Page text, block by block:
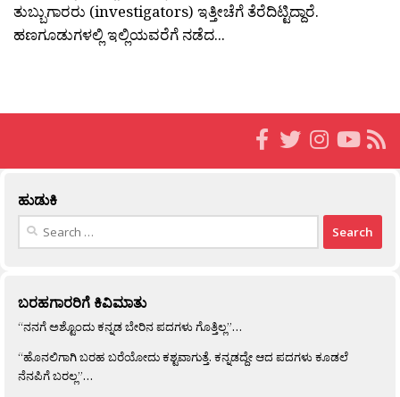
ತುಬ್ಬುಗಾರರು (investigators) ಇತ್ತೀಚೆಗೆ ತೆರೆದಿಟ್ಟಿದ್ದಾರೆ.
ಹಣಗೂಡುಗಳಲ್ಲಿ ಇಲ್ಲಿಯವರೆಗೆ ನಡೆದ...
ಹುಡುಕಿ
Search
ಬರಹಗಾರರಿಗೆ ಕಿವಿಮಾತು
“ನನಗೆ ಅಶ್ಟೊಂದು ಕನ್ನಡ ಬೇರಿನ ಪದಗಳು ಗೊತ್ತಿಲ್ಲ”…
“ಹೊನಲಿಗಾಗಿ ಬರಹ ಬರೆಯೋದು ಕಶ್ಟವಾಗುತ್ತೆ. ಕನ್ನಡದ್ದೇ ಆದ ಪದಗಳು ಕೂಡಲೆ
ನೆನಪಿಗೆ ಬರಲ್ಲ”…